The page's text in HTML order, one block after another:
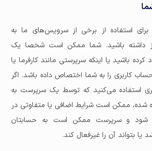
استفاده از برخی از سرویس‌های ما به
داشته باشید. شما ممکن است شخصا یک
باشید یا اینکه سرپرستی مانند کارفرما یا
کاربری را به شما اختصاص داده باشد. اگر
استفاده می‌کنید که توسط یک سرپرست به
ممکن است شرایط اضافی یا متفاوتی در
شود و سرپرست ممکن است به حسابتان
یا بتواند آن را غیرفعال کند.